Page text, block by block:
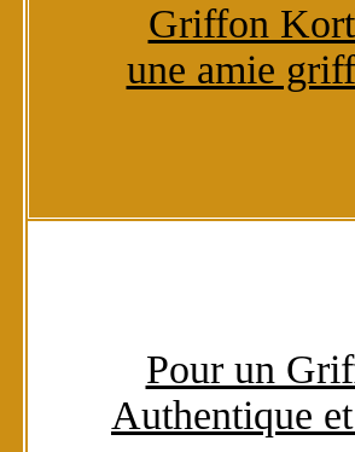
Griffon
une amie
Pour un
Authentique